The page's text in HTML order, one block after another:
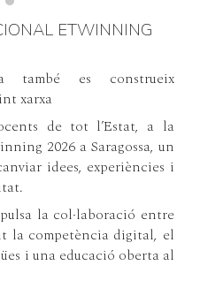
ETWINNING
també es construeix
xarxa
de tot l’Estat, a la
2026 a Saragossa, un
idees, experiències i
la col·laboració entre
la competència digital, el
i una educació oberta al